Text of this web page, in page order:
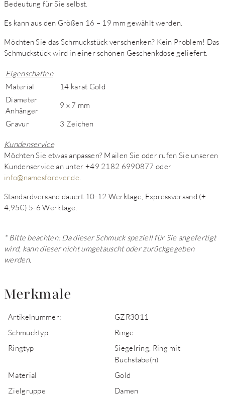
Bedeutung für Sie selbst.
Es kann aus den Größen 16 – 19 mm gewählt werden.
Möchten Sie das Schmuckstück verschenken? Kein Problem! Das
Schmuckstück wird in einer schönen Geschenkdose geliefert.
Eigenschaften
Material
14 karat Gold
Diameter
Anhänger
9 x 7 mm
Gravur 3 Zeichen
Kundenservice
Möchten Sie etwas anpassen? Mailen Sie oder rufen Sie unseren
Kundenservice an unter +49 2182 6990877 oder
info@namesforever.de
Standardversand dauert 10-12 Werktage, Expressversand (+
4,95€) 5-6 Werktage.
* Bitte beachten: Da dieser Schmuck speziell für Sie angefertigt
wird, kann dieser nicht umgetauscht oder zurückgegeben
werden.
Merkmale
Artikelnummer:
GZR3011
Schmucktyp
Ringe
Ringtyp
Siegelring, Ring mit
Buchstabe(n)
Material
Gold
Zielgruppe
Damen